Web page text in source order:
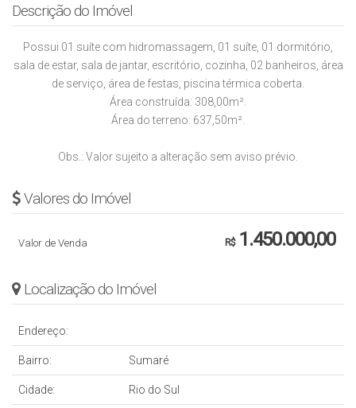
Descrição do Imóvel
Possui 01 suíte com hidromassagem, 01 suíte, 01 dormitório,
sala de estar, sala de jantar, escritório, cozinha, 02 banheiros, área
de serviço, área de festas, piscina térmica coberta.
Área construída: 308,00m².
Área do terreno: 637,50m².
Obs.: Valor sujeito a alteração sem aviso prévio.
Valores do Imóvel
R$1.450.000,00
Valor de Venda
Localização do Imóvel
Endereço:
Bairro: Sumaré
Cidade: Rio do Sul